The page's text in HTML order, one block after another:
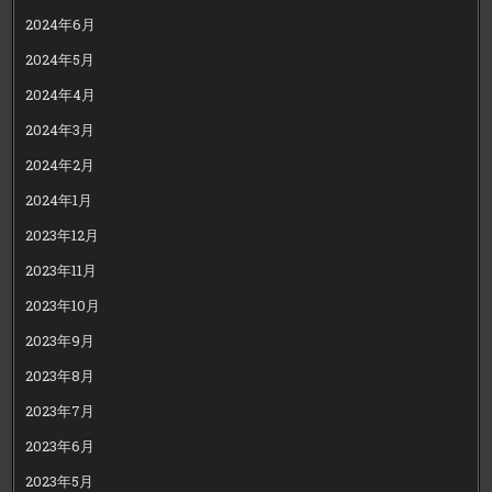
2024年6月
2024年5月
2024年4月
2024年3月
2024年2月
2024年1月
2023年12月
2023年11月
2023年10月
2023年9月
2023年8月
2023年7月
2023年6月
2023年5月